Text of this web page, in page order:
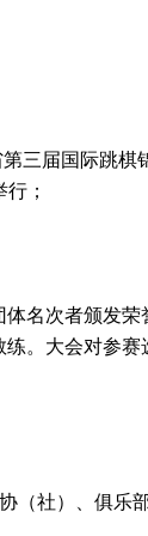
三届国际跳棋
；
名次者颁发
。大会对参
社）、俱乐